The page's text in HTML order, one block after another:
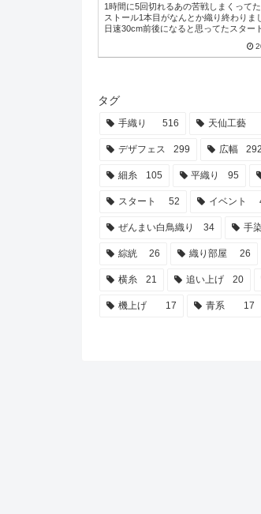
1時間に5回切れるあの苦戦しまくって
ストール1本目がなんとか織り終わりま
日速30cm前後になると思ってたスター
135→201cmで完了しました(*´ω`*)ﾔﾚﾔﾚ
に仕上がるはずなの...
タグ
手織り 516 天仙工藝
デザフェス 299 広幅 292
細糸 105 平織り 95
スタート 52 イベント
ぜんまい白鳥織り 34 手
綜絖 26 織り部屋 26
横糸 21 追い上げ 20
機上げ 17 青系 17